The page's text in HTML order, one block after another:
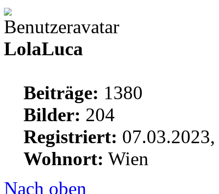
LolaLuca
Beiträge: 1380
Bilder: 204
Registriert:
Wohnort: Wien
Nach oben